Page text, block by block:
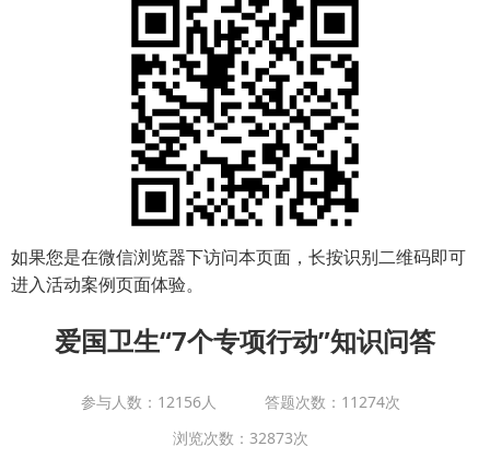
如果您是在微信浏览器下访问本页面，长按识别二维码即可
进入活动案例页面体验。
爱国卫生“7个专项行动”知识问答
参与人数：12156人
答题次数：11274次
浏览次数：32873次